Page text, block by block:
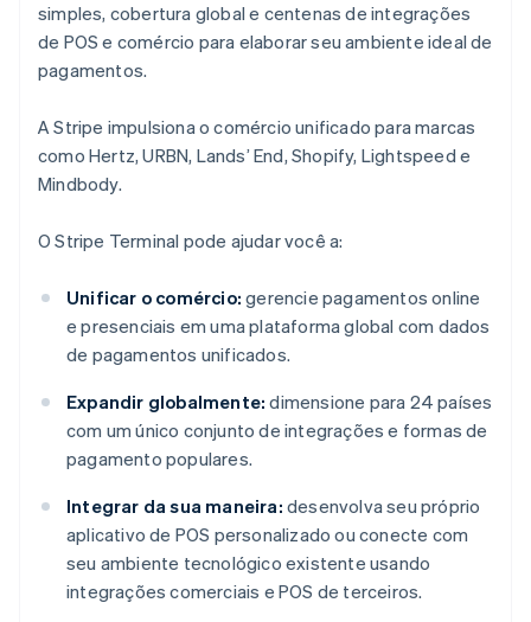
simples, cobertura global e centenas de integrações
de POS e comércio para elaborar seu ambiente ideal de
pagamentos.
A Stripe impulsiona o comércio unificado para marcas
como Hertz, URBN, Lands’ End, Shopify, Lightspeed e
Mindbody.
O Stripe Terminal pode ajudar você a:
Unificar o comércio: gerencie pagamentos online
e presenciais em uma plataforma global com dados
de pagamentos unificados.
Expandir globalmente: dimensione para 24 países
com um único conjunto de integrações e formas de
pagamento populares.
Integrar da sua maneira: desenvolva seu próprio
aplicativo de POS personalizado ou conecte com
seu ambiente tecnológico existente usando
integrações comerciais e POS de terceiros.